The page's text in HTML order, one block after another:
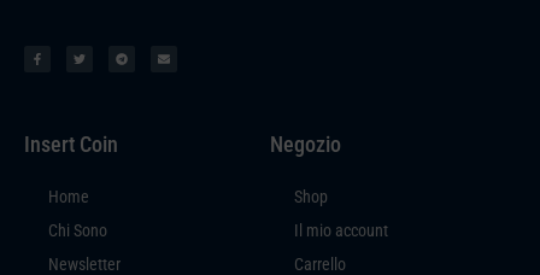
Insert Coin
Home
Chi Sono
Newsletter
Negozio
Shop
Il mio account
Carrello